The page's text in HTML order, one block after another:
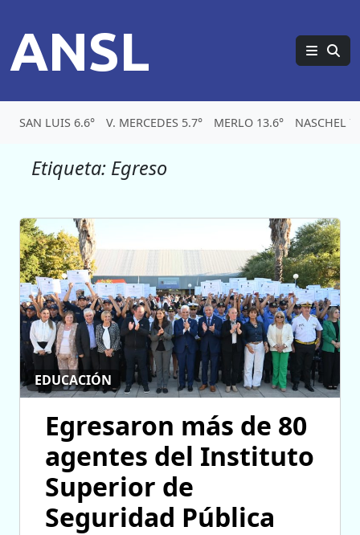
ANSL
SAN LUIS 6.6° V. MERCEDES 5.7° MERLO 13.6° NASCHEL 7°
Etiqueta: Egreso
EDUCACIÓN
Egresaron más de 80
agentes del Instituto
Superior de
Seguridad Pública